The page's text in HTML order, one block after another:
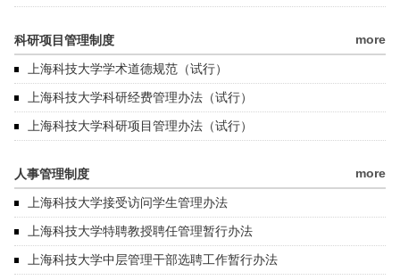
科研项目管理制度 more
上海科技大学学术道德规范（试行）
上海科技大学科研经费管理办法（试行）
上海科技大学科研项目管理办法（试行）
人事管理制度 more
上海科技大学接受访问学生管理办法
上海科技大学特聘教授聘任管理暂行办法
上海科技大学中层管理干部选聘工作暂行办法